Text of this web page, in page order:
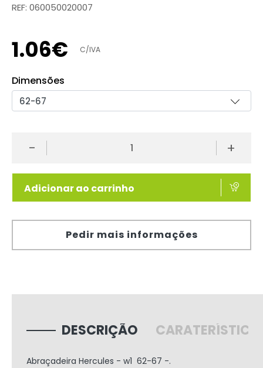
REF: 060050020007
1.06€ C/IVA
Dimensões
- +
Adicionar ao carrinho
Pedir mais informações
DESCRIÇÃO
Abraçadeira Hercules - w1 62-67 -.